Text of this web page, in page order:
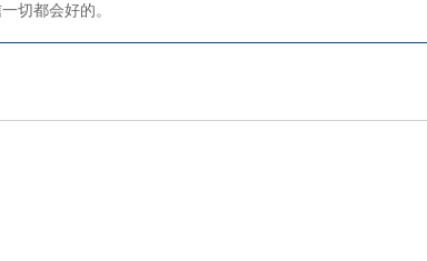
切都会好的。